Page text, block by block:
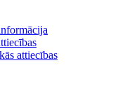
attiecības